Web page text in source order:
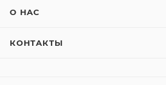
О НАС
КОНТАКТЫ